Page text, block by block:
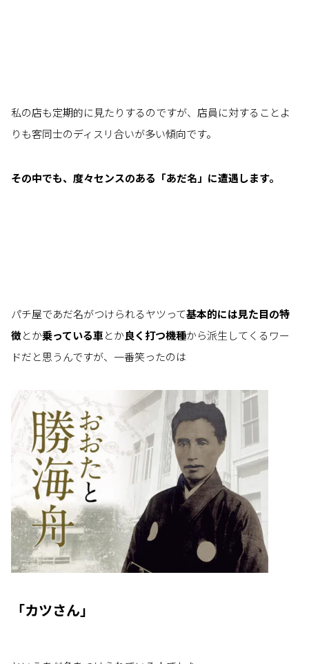
私の店も定期的に見たりするのですが、店員に対することよ
りも客同士のディスリ合いが多い傾向です。
その中でも、度々センスのある「あだ名」に遭遇します。
パチ屋であだ名がつけられるヤツって基本的には見た目の特
徴とか乗っている車とか良く打つ機種から派生してくるワー
ドだと思うんですが、一番笑ったのは
「カツさん」